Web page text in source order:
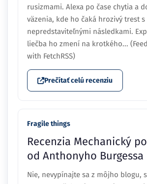
rusizmami. Alexa po čase chytia a
väzenia, kde ho čaká hrozivý trest s
nepredstaviteľnými následkami.
liečba ho zmení na krotkého...
with FetchRSS)
Prečítať celú recenziu
Fragile things
Recenzia Mechanický
od Anthonyho Burgessa
Nie, nevypínajte sa z môjho blogu,